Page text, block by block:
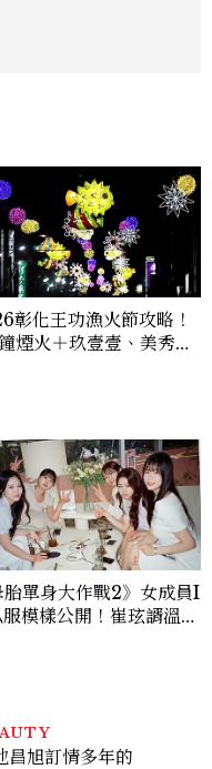
座一眼看穿「這會紅」的
把流行轉化成讀者真正用
彰化王功漁火節攻略！
煙火＋玖壹壹、美秀集
胎單身大作戰2》女成員I
模樣公開！崔玹諝溫柔
昌旭訂情多年的